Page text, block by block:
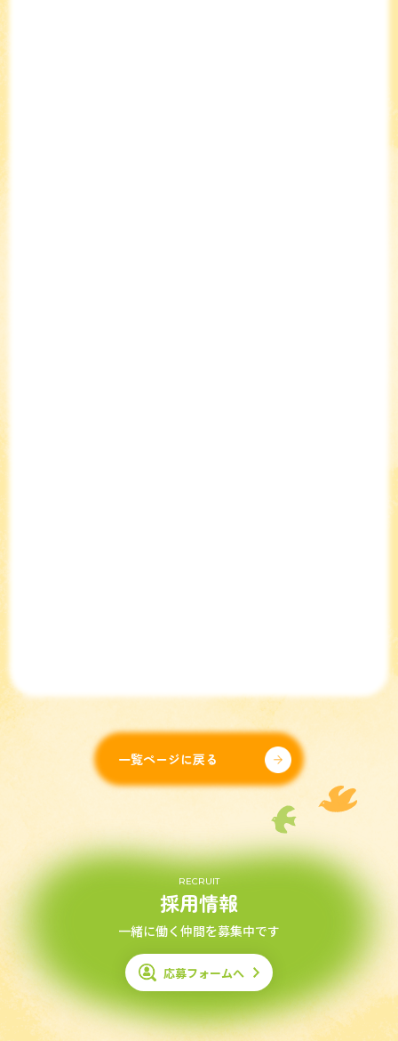
一覧ページに戻る
RECRUIT
採用情報
一緒に働く仲間を募集中です
応募フォームへ